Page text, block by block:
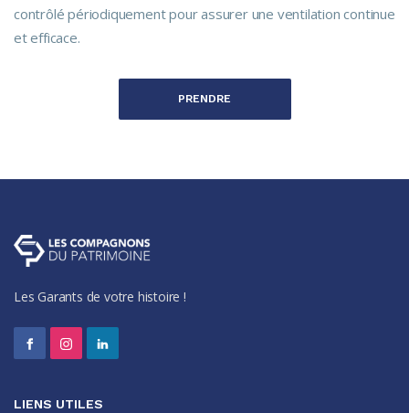
contrôlé périodiquement pour assurer une ventilation continue
et efficace.
PRENDRE
Les Garants de votre histoire !
LIENS UTILES